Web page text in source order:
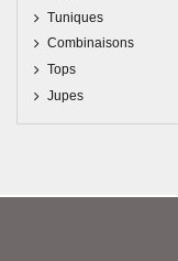
Tuniques
Combinaisons
Tops
Jupes